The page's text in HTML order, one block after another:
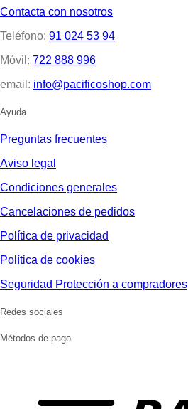
Contacta con nosotros
Teléfono: 91 024 53 94
Móvil: 722 888 996
email: info@pacificoshop.com
Ayuda
Preguntas frecuentes
Aviso legal
Condiciones generales
Cancelaciones de pedidos
Política de privacidad
Política de cookies
Seguridad Protección a compradores
Redes sociales
Métodos de pago